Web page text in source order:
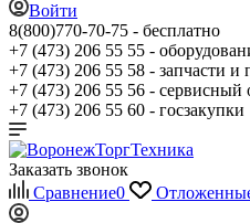
Войти
8(800)770-70-75 - бесплатно
+7 (473) 206 55 55 -
+7 (473) 206 55 58 - запчасти и
+7 (473) 206 55 56 - сервисный
+7 (473) 206 55 60 - госзакупки
Заказать звонок
Сравнение0